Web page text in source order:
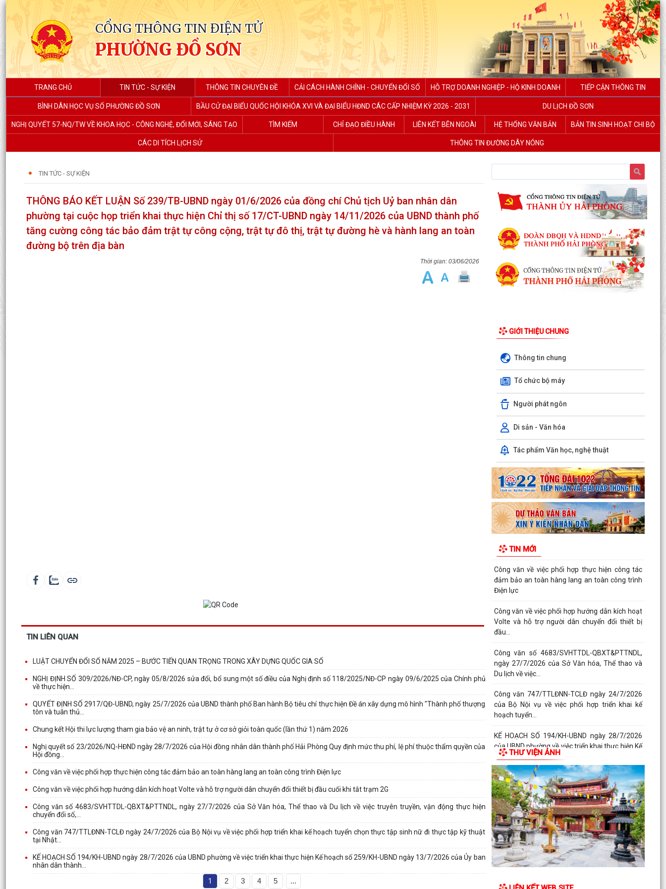
CỔNG THÔNG TIN ĐIỆN TỬ
PHƯỜNG ĐỒ SƠN
TRANG CHỦ TIN TỨC - SỰ KIỆN THÔNG TIN CHUYÊN ĐỀ CẢI CÁCH HÀNH CHÍNH - CHUYỂN ĐỔI SỐ HỖ TRỢ DOANH NGHIỆP - HỘ KINH DOANH TIẾP CẬN THÔNG TIN
BÌNH DÂN HỌC VỤ SỐ PHƯỜNG ĐỒ SƠN BẦU CỬ ĐẠI BIỂU QUỐC HỘI KHÓA XVI VÀ ĐẠI BIỂU HĐND CÁC CẤP NHIỆM KỲ 2026 - 2031 DU LỊCH ĐỒ SƠN
NGHỊ QUYẾT 57-NQ/TW VỀ KHOA HỌC - CÔNG NGHỆ, ĐỔI MỚI, SÁNG TẠO TÌM KIẾM CHỈ ĐẠO ĐIỀU HÀNH LIÊN KẾT BÊN NGOÀI HỆ THỐNG VĂN BẢN BẢN TIN SINH HOẠT CHI BỘ
CÁC DI TÍCH LỊCH SỬ THÔNG TIN ĐƯỜNG DÂY NÓNG
TIN TỨC - SỰ KIỆN
THÔNG BÁO KẾT LUẬN Số 239/TB-UBND ngày 01/6/2026 của đồng chí Chủ tịch Uỷ ban nhân dân
phường tại cuộc họp triển khai thực hiện Chỉ thị số 17/CT-UBND ngày 14/11/2026 của UBND thành phố
tăng cường công tác bảo đảm trật tự công cộng, trật tự đô thị, trật tự đường hè và hành lang an toàn
đường bộ trên địa bàn
03/06/2026
TIN LIÊN QUAN
LUẬT CHUYỂN ĐỔI SỐ NĂM 2025 – BƯỚC TIẾN QUAN TRỌNG TRONG XÂY DỰNG QUỐC GIA SỐ
NGHỊ ĐỊNH SỐ 309/2026/NĐ-CP, ngày 05/8/2026 sửa đổi, bổ sung một số điều của Nghị định số 118/2025/NĐ-CP ngày 09/6/2025 của Chính phủ
về thực hiện...
QUYẾT ĐỊNH SỐ 2917/QĐ-UBND, ngày 25/7/2026 của UBND thành phố Ban hành Bộ tiêu chí thực hiện Đề án xây dựng mô hình "Thành phố thượng
tôn và tuân thủ...
Chung kết Hội thi lực lượng tham gia bảo vệ an ninh, trật tự ở cơ sở giỏi toàn quốc (lần thứ 1) năm 2026
Nghị quyết số 23/2026/NQ-HĐND ngày 28/7/2026 của Hội đồng nhân dân thành phố Hải Phòng Quy định mức thu phí, lệ phí thuộc thẩm quyền của
Hội đồng...
Công văn về việc phối hợp thực hiện công tác đảm bảo an toàn hàng lang an toàn công trình Điện lực
Công văn về việc phối hợp hướng dẫn kích hoạt Volte và hỗ trợ người dân chuyển đổi thiết bị đầu cuối khi tắt trạm 2G
Công văn số 4683/SVHTTDL-QBXT&PTTNDL, ngày 27/7/2026 của Sở Văn hóa, Thể thao và Du lịch về việc truyên truyền, vận động thực hiện
chuyển đổi số,...
Công văn 747/TTLĐNN-TCLĐ ngày 24/7/2026 của Bộ Nội vụ về việc phối hợp triển khai kế hoạch tuyển chọn thực tập sinh nữ đi thực tập kỹ thuật
tại Nhật...
KẾ HOẠCH SỐ 194/KH-UBND ngày 28/7/2026 của UBND phường về việc triển khai thực hiện Kế hoạch số 259/KH-UBND ngày 13/7/2026 của Ủy ban
nhân dân thành...
1 2 3 4 5 ...
GIỚI THIỆU CHUNG
Thông tin chung
Tổ chức bộ máy
Người phát ngôn
Di sản - Văn hóa
Tác phẩm Văn học, nghệ thuật
TIN MỚI
LUẬT CHUYỂN ĐỔI SỐ NĂM 2025 – BƯỚC TIẾN
QUAN TRỌNG TRONG XÂY DỰNG QUỐC GIA SỐ
NGHỊ ĐỊNH SỐ 309/2026/NĐ-CP, ngày
05/8/2026 sửa đổi, bổ sung một số điều của
Nghị định số...
QUYẾT ĐỊNH SỐ 2917/QĐ-UBND, ngày
25/7/2026 của UBND thành phố Ban hành Bộ
tiêu chí thực hiện Đề án...
Chung kết Hội thi lực lượng tham gia bảo vệ an
ninh, trật tự ở cơ sở giỏi toàn quốc (lần thứ 1)
năm...
Nghị quyết số 23/2026/NQ-HĐND ngày
Hải Phòng Quy định mức...
Công văn về việc phối hợp thực hiện công tác
đảm bảo an toàn hàng lang an toàn công trình
Điện lực
Công văn về việc phối hợp hướng dẫn kích hoạt
Volte và hỗ trợ người dân chuyển đổi thiết bị
đầu...
Công văn số 4683/SVHTTDL-QBXT&PTTNDL,
ngày 27/7/2026 của Sở Văn hóa, Thể thao và
Du lịch về việc...
Công văn 747/TTLĐNN-TCLĐ ngày 24/7/2026
của Bộ Nội vụ về việc phối hợp triển khai kế
hoạch tuyển...
KẾ HOẠCH SỐ 194/KH-UBND ngày 28/7/2026
của UBND phường về việc triển khai thực hiện Kế
hoạch số...
KẾ HOẠCH SỐ 259/KH-UBND, ngày 13/7/2026
của UBND thành phố ban hành Kế hoạch hành
động thực hiện...
PHƯỜNG ĐỒ SƠN THAM DỰ HỘI NGHỊ TOÀN
QUỐC NGHIÊN CỨU, HỌC TẬP, QUÁN TRIỆT VÀ
TRIỂN KHAI THỰC HIỆN...
Công văn 3616/STP-PBGDPL, ngày 28/7/2026
THƯ VIỆN ẢNH